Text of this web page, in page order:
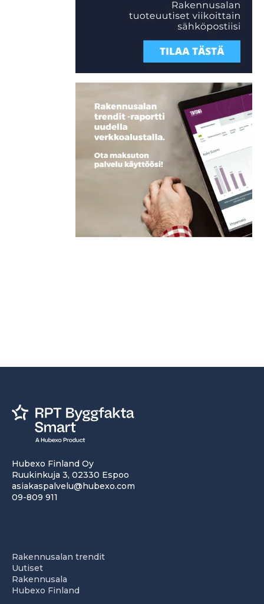
Hubexo Finland Oy
Ruukinkuja 3, 02330 Espoo
asiakaspalvelu@hubexo.com
09-809 911
Rakennusalan trendit
Uutiset
Rakennusala
Hubexo Finland